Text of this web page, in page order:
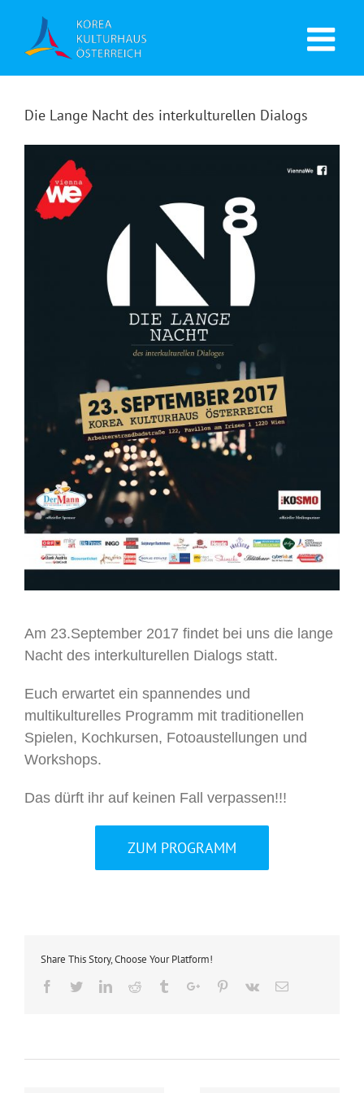
Die Lange Nacht des interkulturellen Dialogs
Am 23.September 2017 findet bei uns die lange
Nacht des interkulturellen Dialogs statt.
Euch erwartet ein spannendes und
multikulturelles Programm mit traditionellen
Spielen, Kochkursen, Fotoaustellungen und
Workshops.
Das dürft ihr auf keinen Fall verpassen!!!
ZUM PROGRAMM
Share This Story, Choose Your Platform!
Facebook
TwitterLinkedinReddit TumblrGoogle+Pinterest
Vk Email